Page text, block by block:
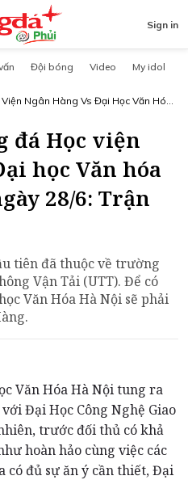
Sign in
Đội bóng Video My idol
Ngân Hàng Vs Đại Học Văn Hóa
đá Học viện
học Văn hóa
28/6: Trận
tiên đã thuộc về trường
Vận Tải (UTT). Để có
Văn Hóa Hà Nội sẽ phải
Văn Hóa Hà Nội tung ra
Đại Học Công Nghệ Giao
trước đối thủ có khả
hoàn hảo cùng việc các
có đủ sự ăn ý cần thiết, Đại